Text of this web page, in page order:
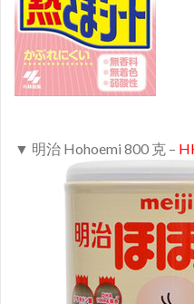
▼ 明治 Hohoemi 800 克 –